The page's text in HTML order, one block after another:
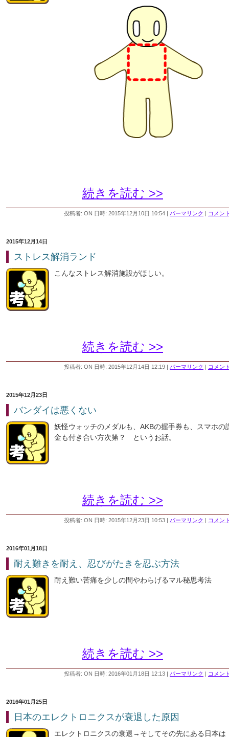
続きを読む >>
投稿者: ON 日時: 2015年12月10日 10:54 | パーマリンク | コメン
2015年12月14日
ストレス解消ランド
こんなストレス解消施設がほしい。
続きを読む >>
投稿者: ON 日時: 2015年12月14日 12:19 | パーマリンク | コメン
2015年12月23日
バンダイは悪くない
妖怪ウォッチのメダルも、AKBの握手券も、スマホの
金も付き合い方次第？ というお話。
続きを読む >>
投稿者: ON 日時: 2015年12月23日 10:53 | パーマリンク | コメン
2016年01月18日
耐え難きを耐え、忍びがたきを忍ぶ方法
耐え難い苦痛を少しの間やわらげるマル秘思考法
続きを読む >>
投稿者: ON 日時: 2016年01月18日 12:13 | パーマリンク | コメン
2016年01月25日
日本のエレクトロニクスが衰退した原因
エレクトロニクスの衰退→そしてその先にある日本は